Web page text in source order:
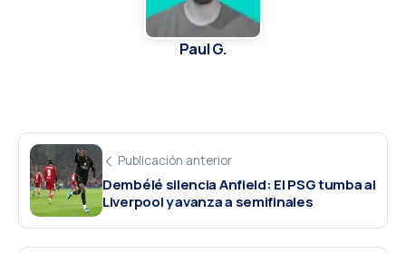
Paul G.
Publicación anterior
Dembélé silencia Anfield: El PSG tumba al
Liverpool y avanza a semifinales